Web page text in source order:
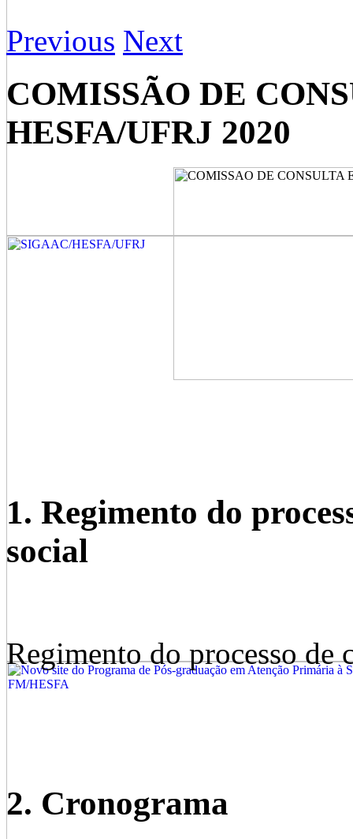
Previous Next
COMISSÃO DE
HESFA/UFRJ 2020
1. Regimento do
social
Regimento do processo de
2. Cronograma